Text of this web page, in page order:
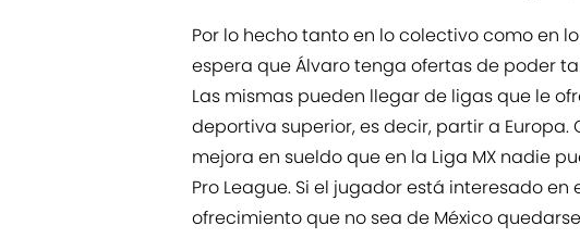
Por lo hecho tanto en lo colectivo como en
espera que Álvaro tenga ofertas de poder
Las mismas pueden llegar de ligas que le
deportiva superior, es decir, partir a
mejora en sueldo que en la Liga MX nadie
Pro League. Si el jugador está interesado
ofrecimiento que no sea de México